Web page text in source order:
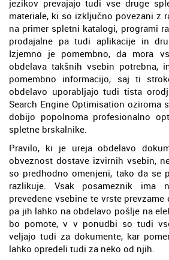
jezikov prevajajo tudi vse druge
materiale, ki so izključno povezani z
na primer spletni katalogi, programi
prodajalne pa tudi aplikacije in
Izjemno je pomembno, da mora
obdelava takšnih vsebin potrebna,
pomembno informacijo, saj ti
obdelavo uporabljajo tudi tista
Search Engine Optimisation oziroma
dobijo popolnoma profesionalno
spletne brskalnike.
Pravilo, ki je ureja obdelavo
obveznost dostave izvirnih vsebin,
so predhodno omenjeni, tako da se
razlikuje. Vsak posameznik ima
prevedene vsebine te vrste
pa jih lahko na obdelavo pošlje na
bo pomote, v v ponudbi so tudi
veljajo tudi za dokumente, kar
lahko opredeli tudi za neko od njih.